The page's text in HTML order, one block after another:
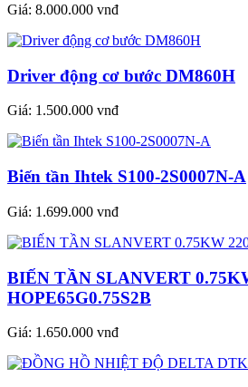
Giá: 8.000.000 vnđ
Driver động cơ bước DM860H
Giá: 1.500.000 vnđ
Biến tần Ihtek S100-2S0007N-A
Giá: 1.699.000 vnđ
BIẾN TẦN SLANVERT
HOPE65G0.75S2B
Giá: 1.650.000 vnđ